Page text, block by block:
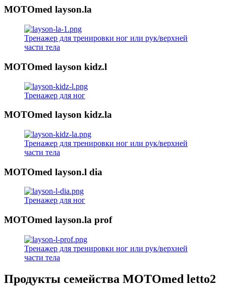
MOTOmed layson.la
Тренажер для тренировки ног или рук/верхней
части тела
MOTOmed layson kidz.l
Тренажер для ног
MOTOmed layson kidz.la
Тренажер для тренировки ног или рук/верхней
части тела
MOTOmed layson.l dia
Тренажер для ног
MOTOmed layson.la prof
Тренажер для тренировки ног или рук/верхней
части тела
Продукты семейства MOTOmed letto2